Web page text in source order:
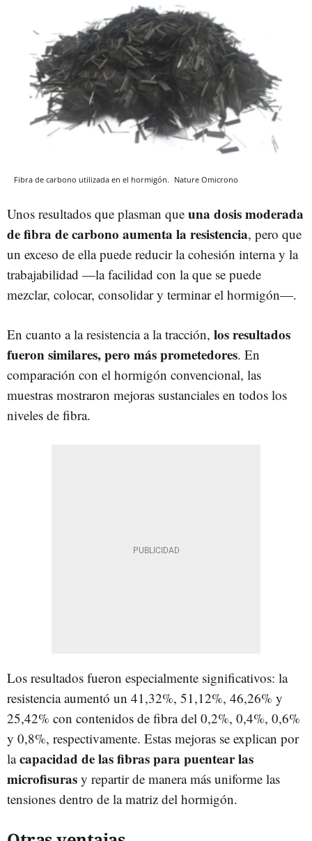
Fibra de carbono utilizada en el hormigón. Nature Omicrono
Unos resultados que plasman que una dosis moderada
de fibra de carbono aumenta la resistencia, pero que
un exceso de ella puede reducir la cohesión interna y la
trabajabilidad —la facilidad con la que se puede
mezclar, colocar, consolidar y terminar el hormigón—.
En cuanto a la resistencia a la tracción, los resultados
fueron similares, pero más prometedores. En
comparación con el hormigón convencional, las
muestras mostraron mejoras sustanciales en todos los
niveles de fibra.
Los resultados fueron especialmente significativos: la
resistencia aumentó un 41,32%, 51,12%, 46,26% y
25,42% con contenidos de fibra del 0,2%, 0,4%, 0,6%
y 0,8%, respectivamente. Estas mejoras se explican por
lacapacidad de las fibras para puentear las
microfisuras y repartir de manera más uniforme las
tensiones dentro de la matriz del hormigón.